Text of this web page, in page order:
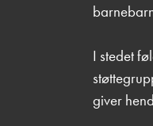
I stedet
giver